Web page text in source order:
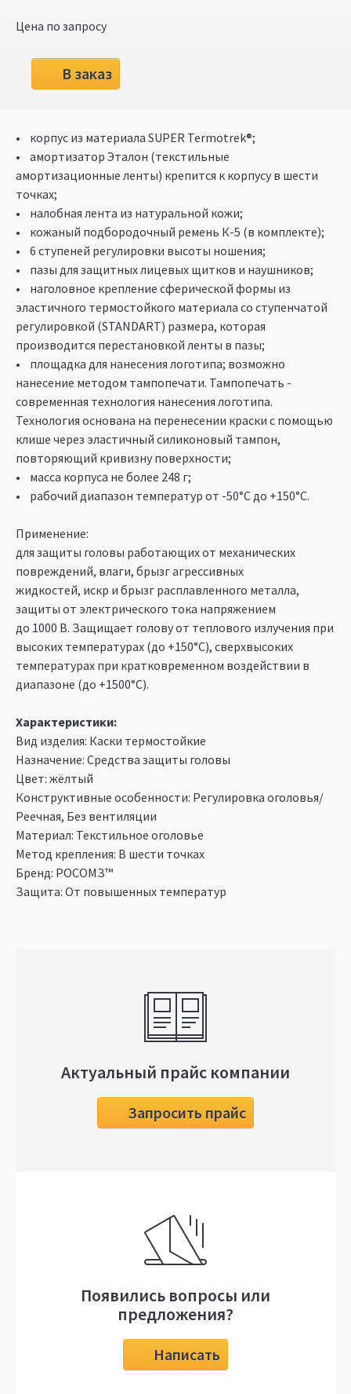
Цена по запросу
В заказ
• корпус из материала SUPER Termotrek®;
• амортизатор Эталон (текстильные
амортизационные ленты) крепится к корпусу в шести
точках;
• налобная лента из натуральной кожи;
• кожаный подбородочный ремень К-5 (в комплекте);
• 6 ступеней регулировки высоты ношения;
• пазы для защитных лицевых щитков и наушников;
• наголовное крепление сферической формы из
эластичного термостойкого материала со ступенчатой
регулировкой (STANDART) размера, которая
производится перестановкой ленты в пазы;
• площадка для нанесения логотипа; возможно
нанесение методом тампопечати. Тампопечать -
современная технология нанесения логотипа.
Технология основана на перенесении краски с помощью
клише через эластичный силиконовый тампон,
повторяющий кривизну поверхности;
• масса корпуса не более 248 г;
• рабочий диапазон температур от -50°С до +150°С.
Применение:
для защиты головы работающих от механических
повреждений, влаги, брызг агрессивных
жидкостей, искр и брызг расплавленного металла,
защиты от электрического тока напряжением
до 1000 В. Защищает голову от теплового излучения при
высоких температурах (до +150°С), сверхвысоких
температурах при кратковременном воздействии в
диапазоне (до +1500°С).
Характеристики:
Вид изделия: Каски термостойкие
Назначение: Средства защиты головы
Цвет: жёлтый
Конструктивные особенности: Регулировка оголовья/
Реечная, Без вентиляции
Материал: Текстильное оголовье
Метод крепления: В шести точках
Бренд: РОСОМЗ™
Защита: От повышенных температур
Актуальный прайс компании
Запросить прайс
Появились вопросы или
предложения?
Написать